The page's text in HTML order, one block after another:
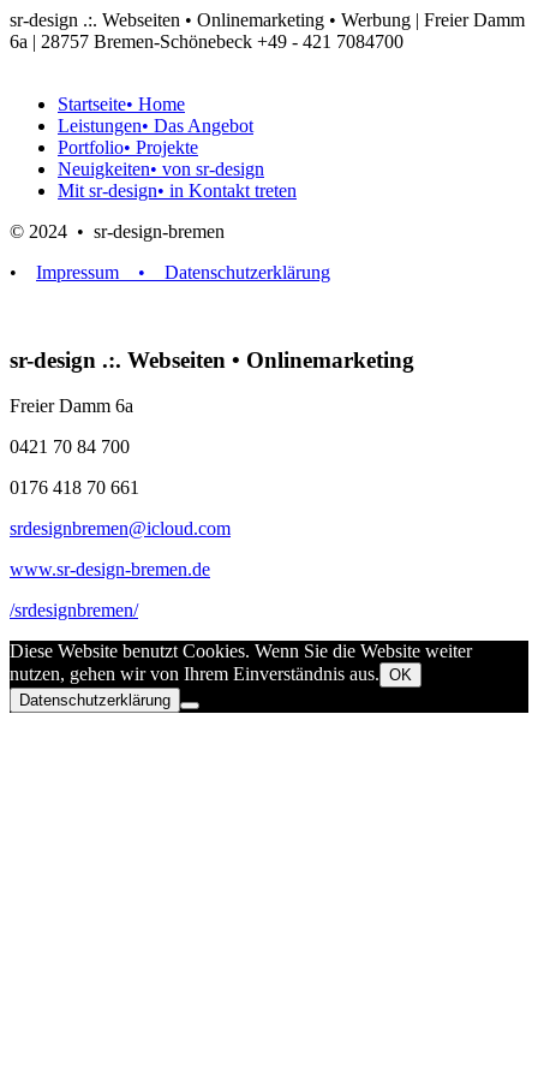
sr-design .:. Webseiten • Onlinemarketing • Werbung | Freier Damm
6a | 28757 Bremen-Schönebeck +49 - 421 7084700
Startseite• Home
Leistungen• Das Angebot
Portfolio• Projekte
Neuigkeiten• von sr-design
Mit sr-design• in Kontakt treten
© 2024 • sr-design-bremen
• Impressum • Datenschutzerklärung
sr-design .:. Webseiten • Onlinemarketing
Freier Damm 6a
0421 70 84 700
0176 418 70 661
srdesignbremen@icloud.com
www.sr-design-bremen.de
/srdesignbremen/
Diese Website benutzt Cookies. Wenn Sie die Website weiter
nutzen, gehen wir von Ihrem Einverständnis aus. OK
Datenschutzerklärung